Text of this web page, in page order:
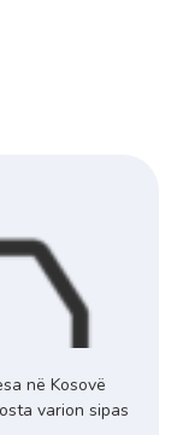
në Kosovë
varion sipas